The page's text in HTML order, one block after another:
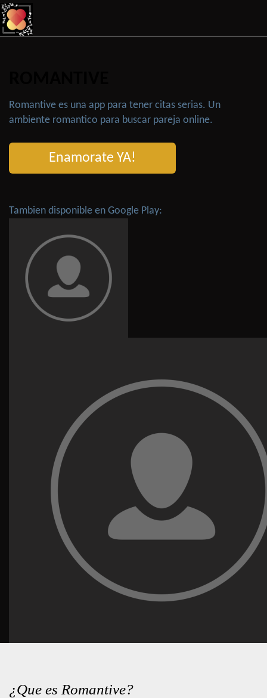
Romantive es una app para tener citas serias. Un
ambiente romantico para buscar pareja online.
Enamorate YA!
Tambien disponible en Google Play:
¿Que es Romantive?